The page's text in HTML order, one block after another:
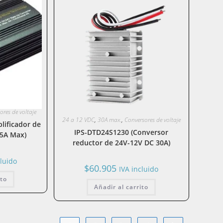
de voltaje
de
Max)
24 a 12 VDC, 30A max., Conversores de voltaje
IPS-DTD24S1230 (Conversor
reductor de 24V-12V DC 30A)
$60.905 IVA incluido
Añadir al carrito